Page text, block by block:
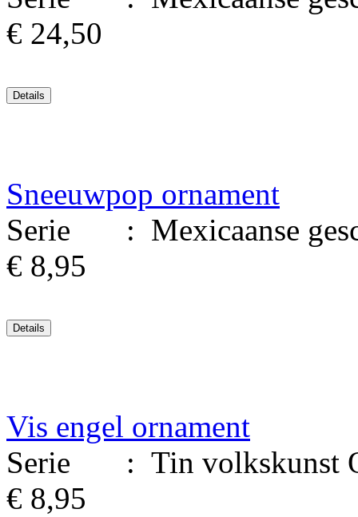
€ 24,50
Sneeuwpop ornament
Serie : Mexicaanse
€ 8,95
Vis engel ornament
Serie : Tin volkskunst
€ 8,95